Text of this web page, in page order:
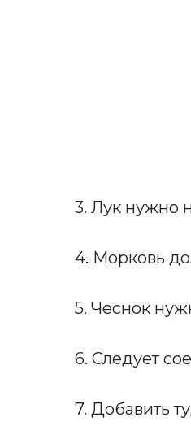
3. Лук нужно
4. Морковь
5. Чеснок
6. Следует
7. Добавить